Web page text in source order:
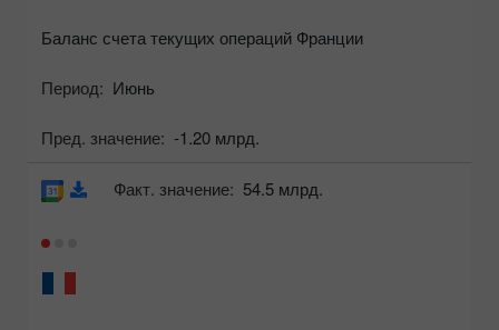
Баланс счета текущих операций Франции
Период: Июнь
Пред. значение: -1.20 млрд.
Факт. значение: 54.5 млрд.